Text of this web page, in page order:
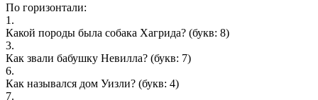
По горизонтали:
1.
Какой породы была собака Хагрида? (букв: 8)
3.
Как звали бабушку Невилла? (букв: 7)
6.
Как назывался дом Уизли? (букв: 4)
7.